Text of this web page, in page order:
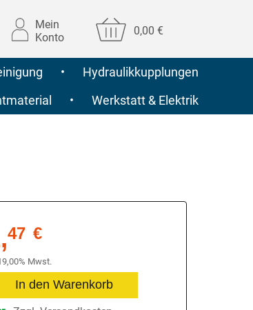
Mein
Konto
0,00 €
•
Hydraulikkupplungen
• Werkstatt & Elektrik
47 €
Mwst.